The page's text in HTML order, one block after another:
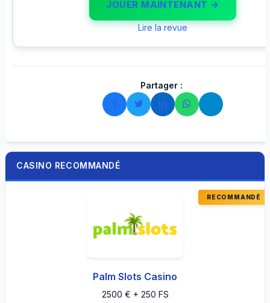
JOUER MAINTENANT →
Lire la revue
Partager :
CASINO RECOMMANDÉ
Palm Slots Casino
2500 € + 250 FS